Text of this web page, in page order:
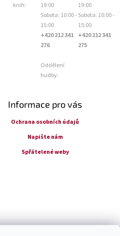
knih:
19:00
Sobota: 10:00 -
15:00
+420 212 341
276
Oddělení
hudby:
19:00
Sobota: 10:00 -
15:00
+420 212 341
275
Informace pro vás
Ochrana osobních údajů
Napište nám
Spřátelené weby